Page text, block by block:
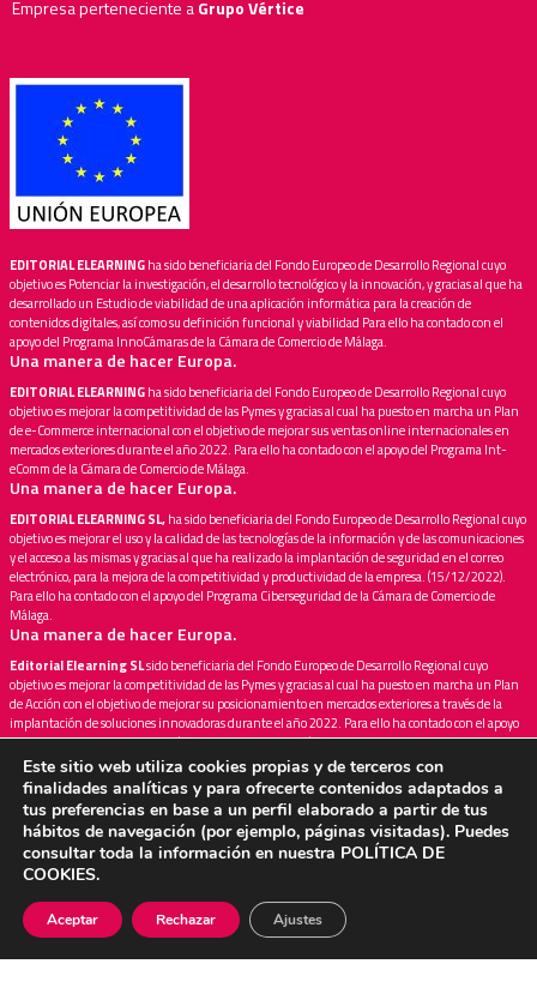
Empresa perteneciente aGrupo Vértice
EDITORIAL ELEARNINGha sido beneficiaria del Fondo Europeo de Desarrollo Regional cuyo
objetivo es Potenciar la investigación, el desarrollo tecnológico y la innovación, y gracias al que ha
desarrollado un Estudio de viabilidad de una aplicación informática para la creación de
contenidos digitales, así como su definición funcional y viabilidad Para ello ha contado con el
apoyo del Programa InnoCámaras de la Cámara de Comercio de Málaga.
Una manera de hacer Europa.
EDITORIAL ELEARNINGha sido beneficiaria del Fondo Europeo de Desarrollo Regional cuyo
objetivo es mejorar la competitividad de las Pymes y gracias al cual ha puesto en marcha un Plan
de e-Commerce internacional con el objetivo de mejorar sus ventas online internacionales en
mercados exteriores durante el año 2022. Para ello ha contado con el apoyo del Programa Int-
eComm de la Cámara de Comercio de Málaga.
Una manera de hacer Europa.
EDITORIAL ELEARNING SL,ha sido beneficiaria del Fondo Europeo de Desarrollo Regional cuyo
objetivo es mejorar el uso y la calidad de las tecnologías de la información y de las comunicaciones
y el acceso a las mismas y gracias al que ha realizado la implantación de seguridad en el correo
electrónico, para la mejora de la competitividad y productividad de la empresa. (15/12/2022).
Para ello ha contado con el apoyo del Programa Ciberseguridad de la Cámara de Comercio de
Málaga.
Una manera de hacer Europa.
Editorial Elearning SLsido beneficiaria del Fondo Europeo de Desarrollo Regional cuyo
objetivo es mejorar la competitividad de las Pymes y gracias al cual ha puesto en marcha un Plan
de Acción con el objetivo de mejorar su posicionamiento en mercados exteriores a través de la
implantación de soluciones innovadoras durante el año 2022. Para ello ha contado con el apoyo
del Programa InnoXport de la Cámara de Comercio de Málaga -Fondo Europeo de Desarrollo
Regional
Una manera de hacer Europa.
EDITORIAL ELEARNING ha sido beneficiaria del Fondo Europeo de Desarrollo Regional cuyo
objetivo es mejorar la competitividad de las Pymes y gracias al cual ha puesto en marcha un Plan
de Marketing Digital Internacional con el objetivo de mejorar su posicionamiento online en
mercados exteriores durante el año 2023. Para ello ha contado con el apoyo del Programa
Una manera de hacer Europa.
Este sitio web utiliza cookies propias y de terceros con
finalidades analíticas y para ofrecerte contenidos adaptados a
tus preferencias en base a un perfil elaborado a partir de tus
hábitos de navegación (por ejemplo, páginas visitadas). Puedes
consultar toda la información en nuestra POLÍTICA DE
COOKIES.
Aceptar Rechazar Ajustes